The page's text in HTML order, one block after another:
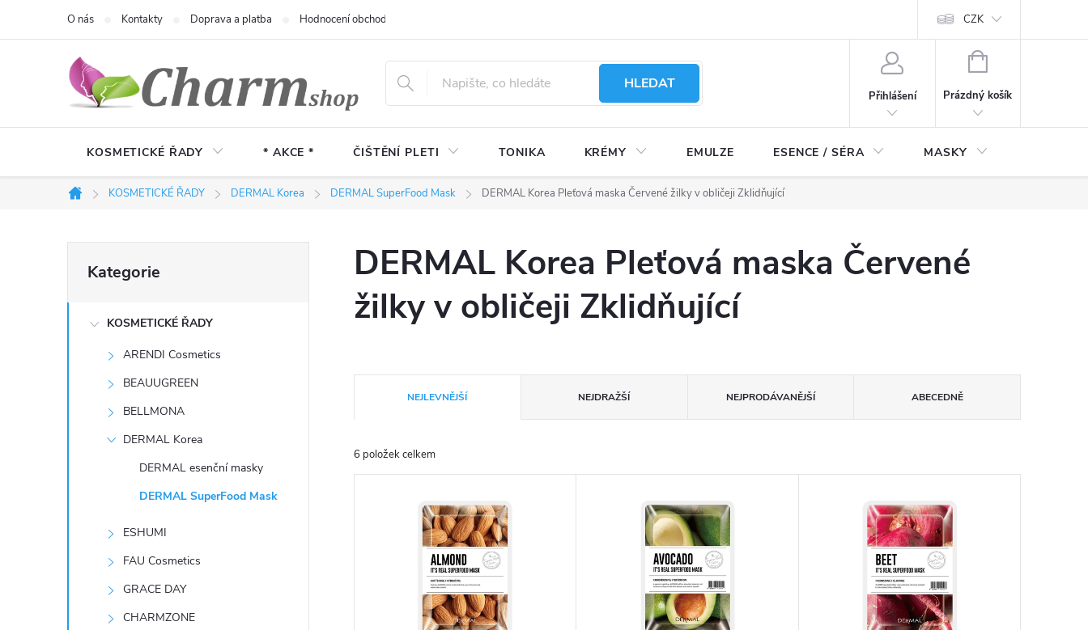
O nás Kontakty Doprava a platba Hodnocení obchodu CZK
HLEDAT
Přihlášení
NÁKUPNÍ
Prázdný košík
KOSMETICKÉ ŘADY * AKCE * ČIŠTĚNÍ PLETI TONIKA KRÉMY EMULZE ESENCE / SÉRA MASKY
Domů
KOSMETICKÉ ŘADY DERMAL Korea DERMAL SuperFood Mask DERMAL Korea Pleťová maska Červené žilky v obličeji Zklidňující
o
kategorie
Kategorie
KOSMETICKÉ ŘADY
ARENDI Cosmetics
BEAUUGREEN
BELLMONA
DERMAL Korea
DERMAL esenční masky
DERMAL SuperFood Mask
ESHUMI
FAU Cosmetics
GRACE DAY
CHARMZONE
DERMAL Korea Pleťová maska Červené
žilky v obličeji Zklidňující
a
z
NEJLEVNĚJŠÍ NEJDRAŽŠÍ NEJPRODÁVANĚJŠÍ ABECEDNĚ
6 položek celkem